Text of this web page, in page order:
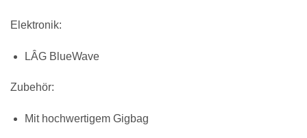
Elektronik:
LÂG BlueWave
Zubehör:
Mit hochwertigem Gigbag